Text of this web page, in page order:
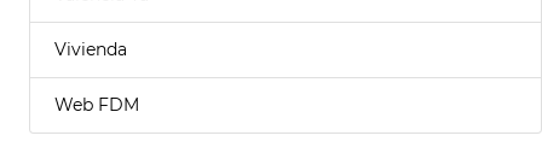
Vivienda
Web FDM